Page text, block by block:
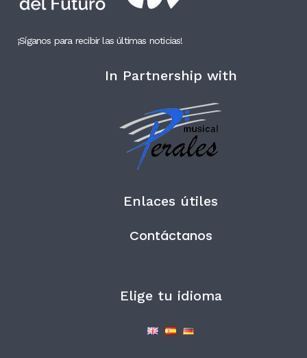
¡Síganos para recibir las últimas noticias!
In Partnership with
Enlaces útiles
Contáctanos
Elige tu idioma